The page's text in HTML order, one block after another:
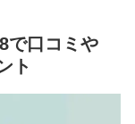
で口コミや
ト